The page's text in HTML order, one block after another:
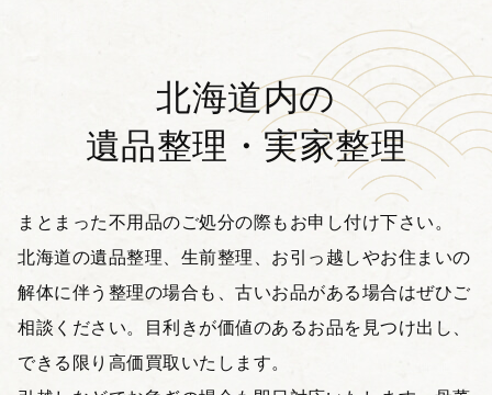
北海道内の
遺品整理・実家整理
まとまった不用品のご処分の際もお申し付け下さい。
北海道の遺品整理、生前整理、お引っ越しやお住まいの
解体に伴う整理の場合も、古いお品がある場合はぜひご
相談ください。目利きが価値のあるお品を見つけ出し、
できる限り高価買取いたします。